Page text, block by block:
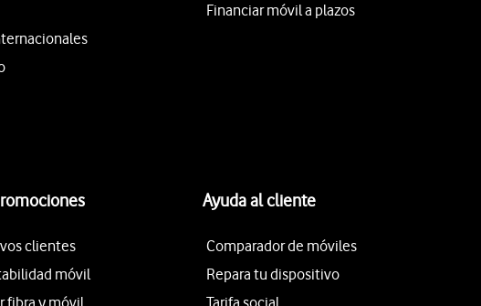
Financiar móvil a plazos
clientes
móvil
fibra y móvil
Ayuda al cliente
Comparador de móviles
Repara tu dispositivo
Tarifa social